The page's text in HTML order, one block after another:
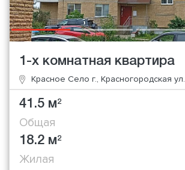
1-х комнатная квартира
Красное Село г., Красногородская ул.
41.5 м2
Общая
18.2 м2
Жилая